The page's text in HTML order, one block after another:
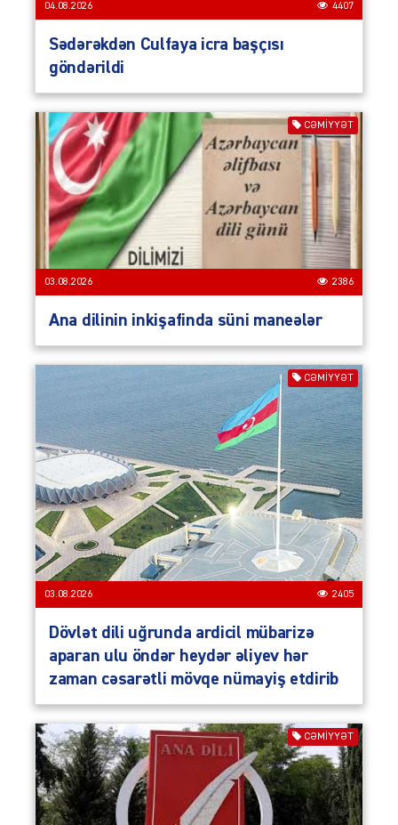
04.08.2026 4407
Sədərəkdən Culfaya icra başçısı
göndərildi
CƏMIYYƏT
03.08.2026 2386
Ana dilinin inkişafinda süni maneələr
CƏMIYYƏT
03.08.2026 2405
Dövlət dili uğrunda ardicil mübarizə
aparan ulu öndər heydər əliyev hər
zaman cəsarətli mövqe nümayiş etdirib
CƏMIYYƏT